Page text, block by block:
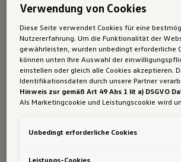
Der Golf GTE:
In-Hybrid-
verbessertenSystemleistung
Verwendung von Cookies
Diese Seite verwendet Cookies für eine
Nutzererfahrung. Um die Funktionalität der
gewährleisten, wurden unbedingt erforderliche
können unten Ihre Auswahl der
einstellen oder gleich alle Cookies akzeptieren.
Identifikationsdaten durch unsere Partner
Hinweis zur gemäß Art 49 Abs 1 lit a) DSGVO
Als Marketingcookie und Leistungscookie wird
Daten in die USA (insbesondere dort an die
Unbedingt erforderliche Cookies
Leistungs-Cookies